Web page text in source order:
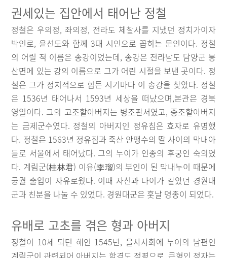
권세있는 집안에서 태어난 정철
정철은 우의정, 좌의정, 전라도 체찰사를 지냈던 정치가이자
박인로, 윤선도와 함께 3대 시인으로 꼽히는 문인이다. 정철
의 어릴 적 이름은 송강이었는데, 송강은 전라남도 담양군 봉
산면에 있는 강의 이름으로 그가 어린 시절을 보낸 곳이다. 정
철은 그가 정치적으로 힘든 시기마다 이 송강을 찾았다. 정철
은 1536년 태어나서 1593년 세상을 떠났으며,본관은 경북
영일이다. 그의 고조할아버지는 병조판서였고, 증조할아버지
는 금제군수였다. 정철의 아버지인 정유침은 효자로 유명했
다. 정철은 1563년 정유침과 죽산 안팽수의 딸 사이의 막내아
들로 서울에서 태어났다. 그의 누이가 인종의 후궁인 숙의였
다. 계림군(桂林君) 이유(李瑠)의 부인이 된 막내누이 때문에
궁궐 출입이 자유로웠다. 이때 자신과 나이가 같았던 경원대
군과 친분을 나눌 수 있었다. 경원대군은 훗날 명종이 되었다.
유배로 고초를 겪은 형과 아버지
정철이 10세 되던 해인 1545년, 을사사화에 누이의 남편인
계림군이 관련되어 아버지는 함경도 정평으로, 큰형인 정자는